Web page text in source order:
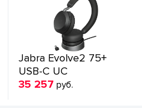
Jabra Evolve2 75+
USB-C UC
35 257 руб.